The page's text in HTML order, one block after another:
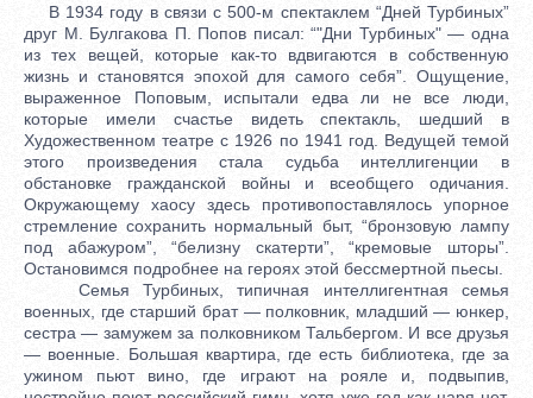
В 1934 году в связи с 500-м спектаклем “Дней Турбиных”
друг М. Булгакова П. Попов писал: “"Дни Турбиных" — одна
из тех вещей, которые как-то вдвигаются в собственную
жизнь и становятся эпохой для самого себя”. Ощущение,
выраженное Поповым, испытали едва ли не все люди,
которые имели счастье видеть спектакль, шедший в
Художественном театре с 1926 по 1941 год. Ведущей темой
этого произведения стала судьба интеллигенции в
обстановке гражданской войны и всеобщего одичания.
Окружающему хаосу здесь противопоставлялось упорное
стремление сохранить нормальный быт, “бронзовую лампу
под абажуром”, “белизну скатерти”, “кремовые шторы”.
Остановимся подробнее на героях этой бессмертной пьесы.
Семья Турбиных, типичная интеллигентная семья
военных, где старший брат — полковник, младший — юнкер,
сестра — замужем за полковником Тальбергом. И все друзья
— военные. Большая квартира, где есть библиотека, где за
ужином пьют вино, где играют на рояле и, подвыпив,